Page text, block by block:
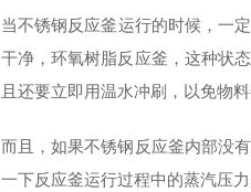
当不锈钢反应釜运行的时候，一
干净，环氧树脂反应釜，这种状
且还要立即用温水冲刷，以免物料
而且，如果不锈钢反应釜内部没
一下反应釜运行过程中的蒸汽压力